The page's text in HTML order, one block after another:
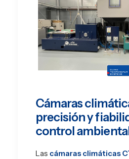
Cámaras
precisión y
control
Las cámaras climáticas